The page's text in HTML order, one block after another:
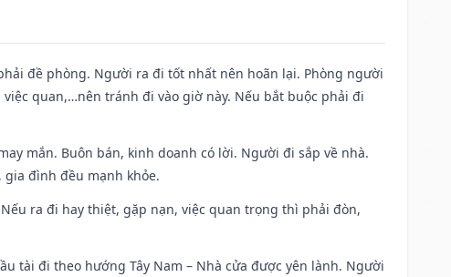
đề phòng. Người ra đi tốt nhất nên hoãn lại. Phòng người
quan,…nên tránh đi vào giờ này. Nếu bắt buộc phải đi
mắn. Buôn bán, kinh doanh có lời. Người đi sắp về nhà.
đình đều mạnh khỏe.
ra đi hay thiệt, gặp nạn, việc quan trọng thì phải đòn,
tài đi theo hướng Tây Nam – Nhà cửa được yên lành. Người